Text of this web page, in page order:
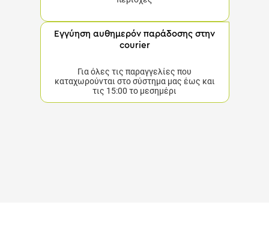
Εγγύηση αυθημερόν παράδοσης στην
courier
Για όλες τις παραγγελίες που καταχωρούνται στο
σύστημα μας έως και τις 15:00 το μεσημέρι